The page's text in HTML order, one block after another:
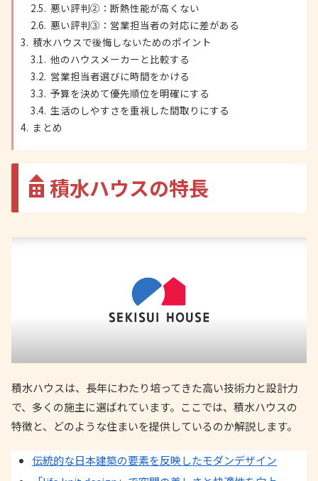
悪い評判②：断熱性能が高くない
悪い評判③：営業担当者の対応に差がある
積水ハウスで後悔しないためのポイント
他のハウスメーカーと比較する
営業担当者選びに時間をかける
予算を決めて優先順位を明確にする
生活のしやすさを重視した間取りにする
まとめ
積水ハウスの特長
積水ハウスは、長年にわたり培ってきた高い技術力と設計力
で、多くの施主に選ばれています。ここでは、積水ハウスの
特徴と、どのような住まいを提供しているのか解説します。
伝統的な日本建築の要素を反映したモダンデザイン